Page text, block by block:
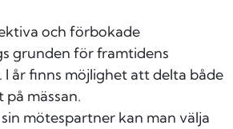
och förbokade
grunden för framtidens
år finns möjlighet att delta både
mässan.
mötespartner kan man välja